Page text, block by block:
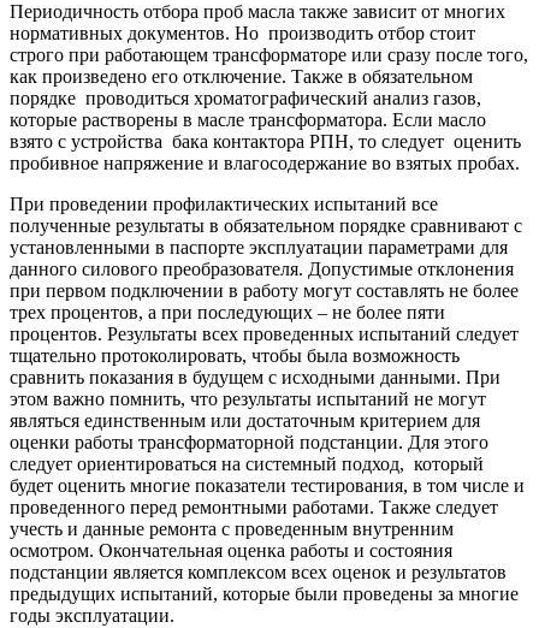
Периодичность отбора проб масла также зависит от многих
нормативных документов. Но производить отбор стоит
строго при работающем трансформаторе или сразу после того,
как произведено его отключение. Также в обязательном
порядке проводиться хроматографический анализ газов,
которые растворены в масле трансформатора. Если масло
взято с устройства бака контактора РПН, то следует оценить
пробивное напряжение и влагосодержание во взятых пробах.
При проведении профилактических испытаний все
полученные результаты в обязательном порядке сравнивают с
установленными в паспорте эксплуатации параметрами для
данного силового преобразователя. Допустимые отклонения
при первом подключении в работу могут составлять не более
трех процентов, а при последующих – не более пяти
процентов. Результаты всех проведенных испытаний следует
тщательно протоколировать, чтобы была возможность
сравнить показания в будущем с исходными данными. При
этом важно помнить, что результаты испытаний не могут
являться единственным или достаточным критерием для
оценки работы трансформаторной подстанции. Для этого
следует ориентироваться на системный подход, который
будет оценить многие показатели тестирования, в том числе и
проведенного перед ремонтными работами. Также следует
учесть и данные ремонта с проведенным внутренним
осмотром. Окончательная оценка работы и состояния
подстанции является комплексом всех оценок и результатов
предыдущих испытаний, которые были проведены за многие
годы эксплуатации.